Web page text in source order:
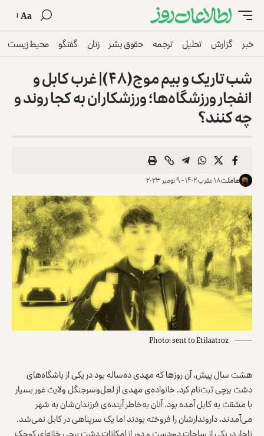
Aa
خبر گزارش تحلیل ترجمه حقوق بشر زنان گفتگو محیط زیست
شب تاریک و بیم موج(۴۸)| غرب کابل و
انفجار ورزشگاه‌ها؛ ورزشکاران به کجا روند و
چه کنند؟
هاملت۱۸ عقرب ۱۴۰۲ - ۹ نومبر ۲۰۲۳
Photo: sent to Etilaatroz
هشت سال پیش، آن روزها که مهدی ده‌ساله بود در یکی از باشگاه‌های
دشت برچی ثبت‌نام کرد. خانواده‌ی مهدی از لعل‌وسرجنگل ولایت غور بسیار
با مشقت به کابل آمده بود. آنان به‌خاطر آینده‌ی فرزندان‌شان به شهر
می‌آمدند، داروندارشان را فروخته بودند اما یک سرپناهی در کابل نمی‌شد.